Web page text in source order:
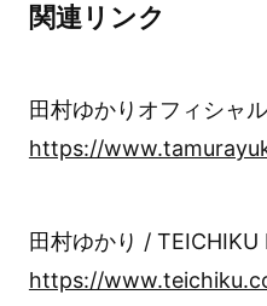
関連リンク
田村ゆかりオフィシャ
https://
田村ゆかり / TEICHIKU
https://